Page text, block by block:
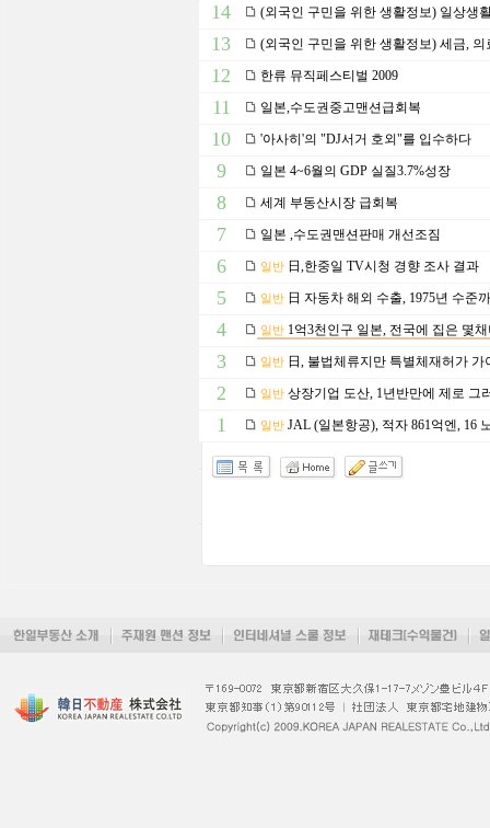
14 (외국인 구민을 위한 생활정보) 일상생
13 (외국인 구민을 위한 생활정보) 세금, 의
12 한류 뮤직페스티벌 2009
11 일본,수도권중고맨션급회복
10 '아사히'의 "DJ서거 호외"를 입수하다
9 일본 4~6월의 GDP 실질3.7%성장
8 세계 부동산시장 급회복
7 일본 ,수도권맨션판매 개선조짐
6 일반 日,한중일 TV시청 경향 조사 결과
5 일반 日 자동차 해외 수출, 1975년 수준
4 일반 1억3천인구 일본, 전국에 집은 몇
3 일반 日, 불법체류지만 특별체재허가 가
2 일반 상장기업 도산, 1년반만에 제로 그
1 일반 JAL (일본항공), 적자 861억엔, 16